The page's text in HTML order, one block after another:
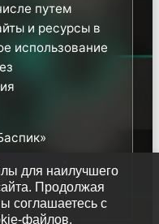
путем
и ресурсы в
использование
для наилучшего
Продолжая
соглашаетесь с
файлов.